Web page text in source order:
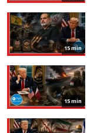
15 min
15 min